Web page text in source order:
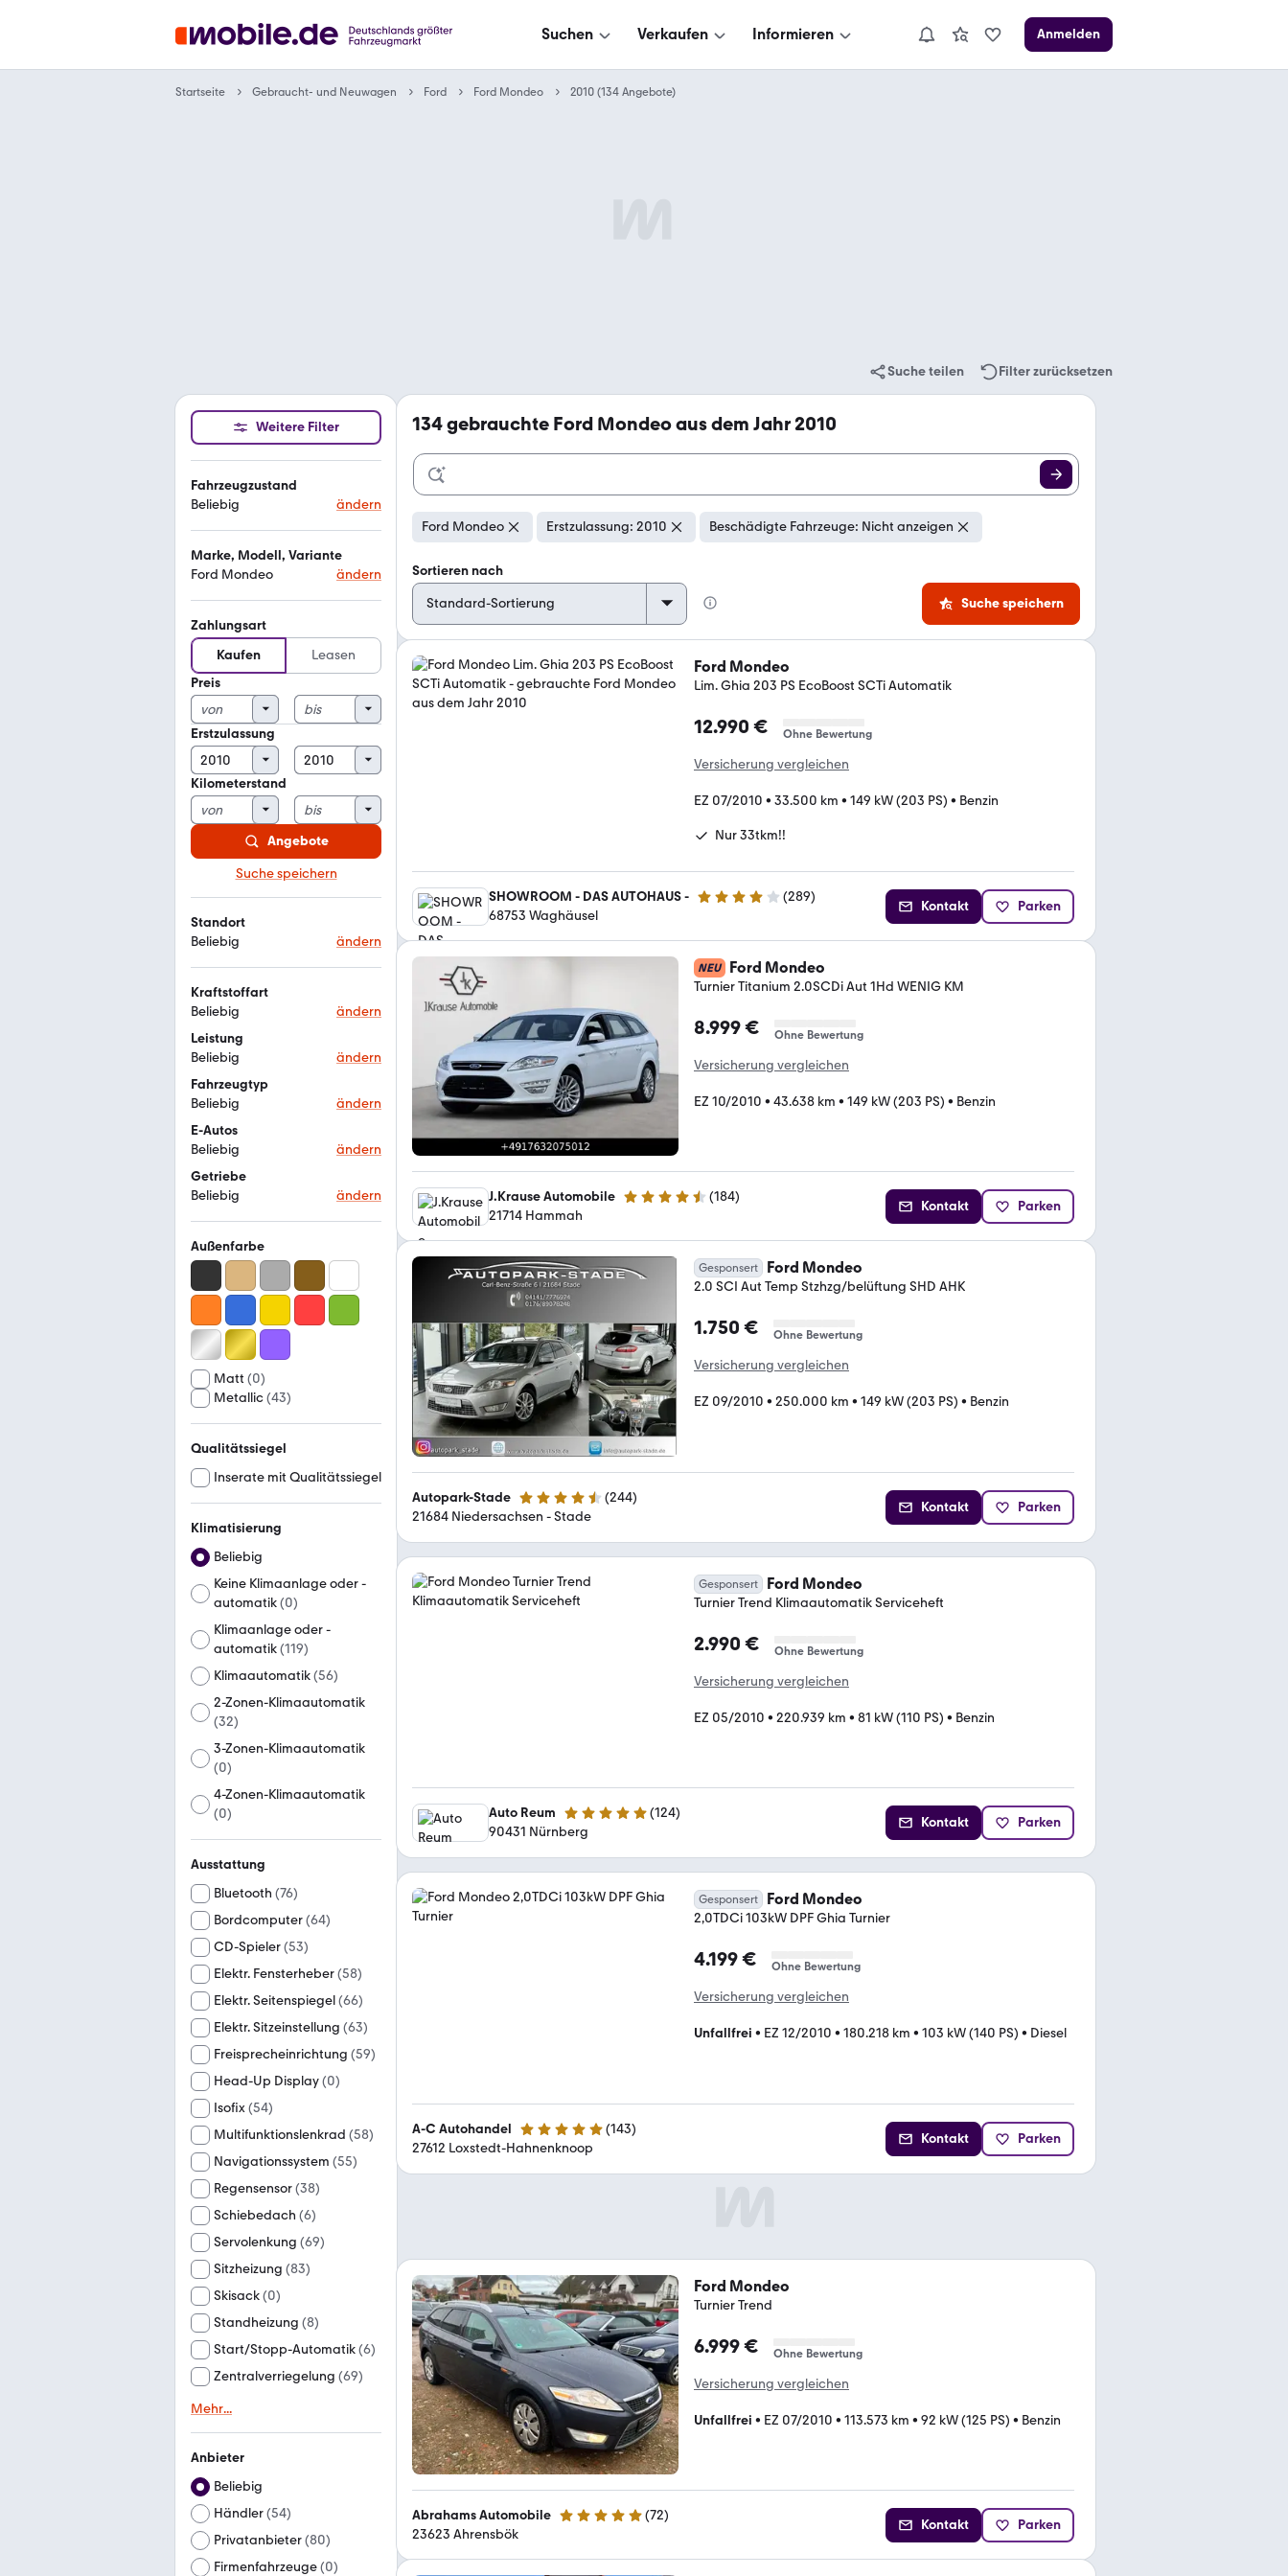
Suchen Verkaufen Informieren Anmelden
Startseite Gebraucht- und Neuwagen Ford Ford Mondeo 2010 (134 Angebote)
Suche teilen Filter zurücksetzen
Weitere Filter
Fahrzeugzustand
Beliebig
ändern
Marke, Modell, Variante
Ford Mondeo
ändern
Zahlungsart
Kaufen
Leasen
Preis
Erstzulassung
Kilometerstand
Angebote
Suche speichern
Standort
Beliebig
ändern
Kraftstoffart
Beliebig
ändern
Leistung
Beliebig
ändern
Fahrzeugtyp
Beliebig
ändern
E-Autos
Beliebig
ändern
Getriebe
Beliebig
ändern
Außenfarbe
Matt (0)
Metallic(43)
Qualitätssiegel
Inserate mit Qualitätssiegel
Klimatisierung
Beliebig
Keine Klimaanlage oder -
automatik(0)
Klimaanlage oder -
automatik(119)
Klimaautomatik(56)
2-Zonen-Klimaautomatik
(32)
3-Zonen-Klimaautomatik
(0)
4-Zonen-Klimaautomatik
(0)
Ausstattung
Bluetooth (76)
Bordcomputer(64)
CD-Spieler(53)
Elektr. Fensterheber(58)
Elektr. Seitenspiegel(66)
Elektr. Sitzeinstellung (63)
Freisprecheinrichtung (59)
Head-Up Display(0)
Isofix(54)
Multifunktionslenkrad (58)
Navigationssystem (55)
Regensensor(38)
Schiebedach (6)
Servolenkung (69)
Sitzheizung (83)
Skisack(0)
Standheizung (8)
Start/Stopp-Automatik(6)
Zentralverriegelung (69)
Mehr...
Anbieter
Beliebig
Händler(54)
Privatanbieter(80)
Firmenfahrzeuge(0)
134gebrauchte Ford Mondeo aus dem Jahr 2010
Ford Mondeo Erstzulassung: 2010 Beschädigte Fahrzeuge: Nicht anzeigen
Sortieren nach
Suche speichern
Ford Mondeo
Lim. Ghia 203 PS EcoBoost SCTi Automatik
12.990 € Ohne Bewertung
Versicherung vergleichen
EZ 07/2010 • 33.500 km • 149 kW (203 PS) • Benzin
Nur 33tkm!!
SHOWROOM - DAS AUTOHAUS - 4.2 Sterne (289)
68753 Waghäusel
Kontakt Parken
NEU Ford Mondeo
Turnier Titanium 2.0SCDi Aut 1Hd WENIG KM
8.999 € Ohne Bewertung
Versicherung vergleichen
EZ 10/2010 • 43.638 km • 149 kW (203 PS) • Benzin
J.Krause Automobile 4.7 Sterne (184)
21714 Hammah
Kontakt Parken
Gesponsert Ford Mondeo
2.0 SCI Aut Temp Stzhzg/belüftung SHD AHK
1.750 € Ohne Bewertung
Versicherung vergleichen
EZ 09/2010 • 250.000 km • 149 kW (203 PS) • Benzin
Autopark-Stade 4.6 Sterne (244)
21684 Niedersachsen - Stade
Kontakt Parken
Gesponsert Ford Mondeo
Turnier Trend Klimaautomatik Serviceheft
2.990 € Ohne Bewertung
Versicherung vergleichen
EZ 05/2010 • 220.939 km • 81 kW (110 PS) • Benzin
Auto Reum 4.8 Sterne (124)
90431 Nürnberg
Kontakt Parken
Gesponsert Ford Mondeo
2,0TDCi 103kW DPF Ghia Turnier
4.199 € Ohne Bewertung
Versicherung vergleichen
Unfallfrei • EZ 12/2010 • 180.218 km • 103 kW (140 PS) • Diesel
A-C Autohandel 5 Sterne (143)
27612 Loxstedt-Hahnenknoop
Kontakt Parken
Ford Mondeo
Turnier Trend
6.999 € Ohne Bewertung
Versicherung vergleichen
Unfallfrei • EZ 07/2010 • 113.573 km • 92 kW (125 PS) • Benzin
Abrahams Automobile 4.9 Sterne (72)
23623 Ahrensbök
Kontakt Parken